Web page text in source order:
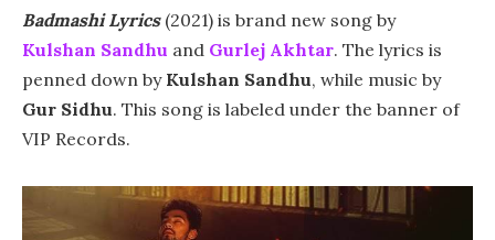
Badmashi Lyrics(2021) is brand new song by
Kulshan Sandhu and Gurlej Akhtar. The lyrics is
penned down by Kulshan Sandhu, while music by
Gur Sidhu. This song is labeled under the banner of
VIP Records.